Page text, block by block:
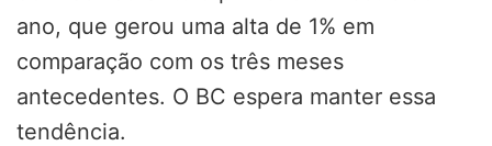
ano, que gerou uma alta de 1% em
comparação com os três meses
antecedentes. O BC espera manter essa
tendência.